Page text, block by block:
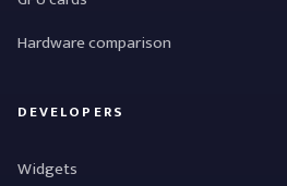
Hardware comparison
DEVELOPERS
Widgets